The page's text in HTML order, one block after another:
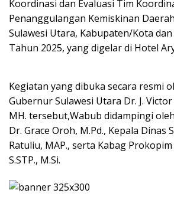
Koordinasi dan Evaluasi Tim
Penanggulangan Kemiskinan
Sulawesi Utara, Kabupaten/Kota
Tahun 2025, yang digelar di Hotel
Kegiatan yang dibuka secara resmi
Gubernur Sulawesi Utara Dr. J.
MH. tersebut,Wabub didampingi
Dr. Grace Oroh, M.Pd., Kepala Dinas
Ratuliu, MAP., serta Kabag
S.STP., M.Si.‎‎